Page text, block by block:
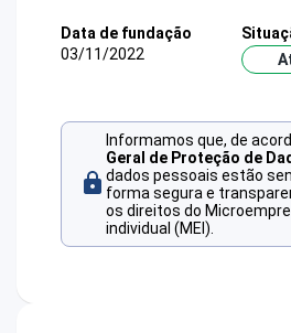
Data de fundação
03/11/2022
Informamos que, de
Geral de Proteção de
dados pessoais estão
forma segura e
os direitos do
individual (MEI).